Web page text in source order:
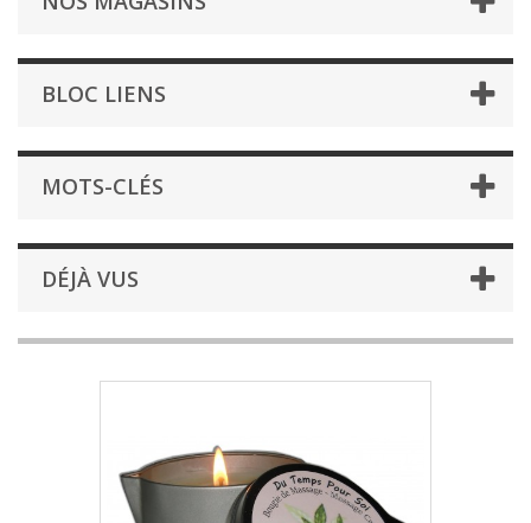
BLOC LIENS
MOTS-CLÉS
DÉJÀ VUS